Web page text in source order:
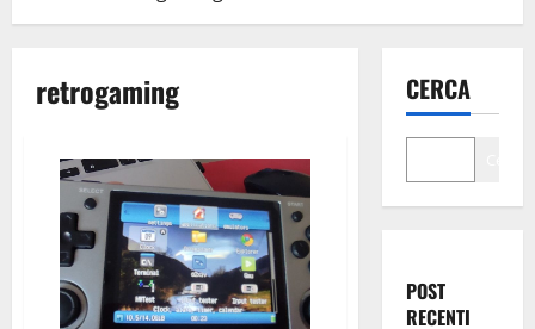
retrogaming CERCA
POST
RECENTI